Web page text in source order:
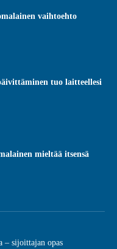
vaihtoehto
tuo laitteellesi
mieltää itsensä
– sijoittajan opas